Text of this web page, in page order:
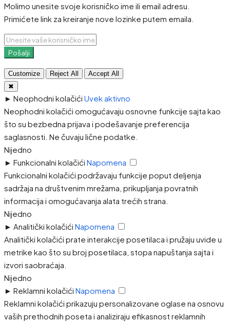
Molimo unesite svoje korisničko ime ili email adresu.
Primićete link za kreiranje nove lozinke putem emaila.
Pošalji
Customize Reject All
Accept All
✖
► Neophodni kolačići Uvek aktivno
Neophodni kolačići omogućavaju osnovne funkcije sajta kao
što su bezbedna prijava i podešavanje preferencija
saglasnosti. Ne čuvaju lične podatke.
Nijedno
► Funkcionalni kolačići Napomena
Funkcionalni kolačići podržavaju funkcije poput deljenja
sadržaja na društvenim mrežama, prikupljanja povratnih
informacija i omogućavanja alata trećih strana.
Nijedno
► Analitički kolačići Napomena
Analitički kolačići prate interakcije posetilaca i pružaju uvide u
metrike kao što su broj posetilaca, stopa napuštanja sajta i
izvori saobraćaja.
Nijedno
► Reklamni kolačići Napomena
Reklamni kolačići prikazuju personalizovane oglase na osnovu
vaših prethodnih poseta i analiziraju efikasnost reklamnih